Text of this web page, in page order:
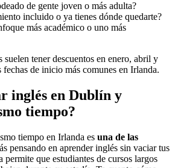
de gente joven o más adulta?
incluido o ya tienes dónde quedarte?
más académico o uno más
suelen tener descuentos en enero, abril y
fechas de inicio más comunes en Irlanda.
inglés en Dublín y
tiempo?
tiempo en Irlanda es una de las
pensando en aprender inglés sin vaciar tus
permite que estudiantes de cursos largos